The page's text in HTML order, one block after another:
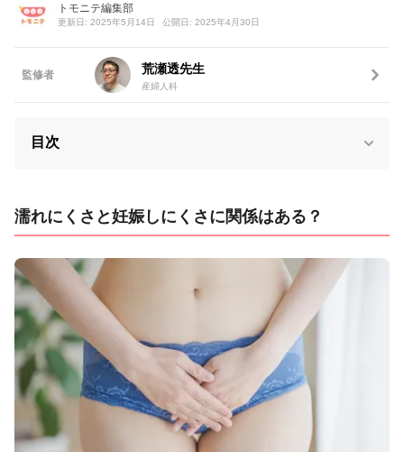
トモニテ編集部
更新日: 2025年5月14日 公開日: 2025年4月30日
監修者 荒瀬透先生
産婦人科
目次
濡れにくさと妊娠しにくさに関係はある？